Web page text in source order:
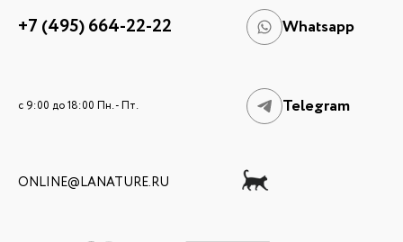
+7 (495) 664-22-22 Whatsapp
c 9:00 до 18:00 Пн. - Пт. Telegram
ONLINE@LANATURE.RU